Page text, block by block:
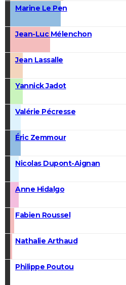
Marine Le Pen
Jean-Luc Mélenchon
Jean Lassalle
Yannick Jadot
Valérie Pécresse
Éric Zemmour
Nicolas Dupont-Aignan
Anne Hidalgo
Fabien Roussel
Nathalie Arthaud
Philippe Poutou